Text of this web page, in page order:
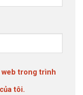
web trong trình
tôi.